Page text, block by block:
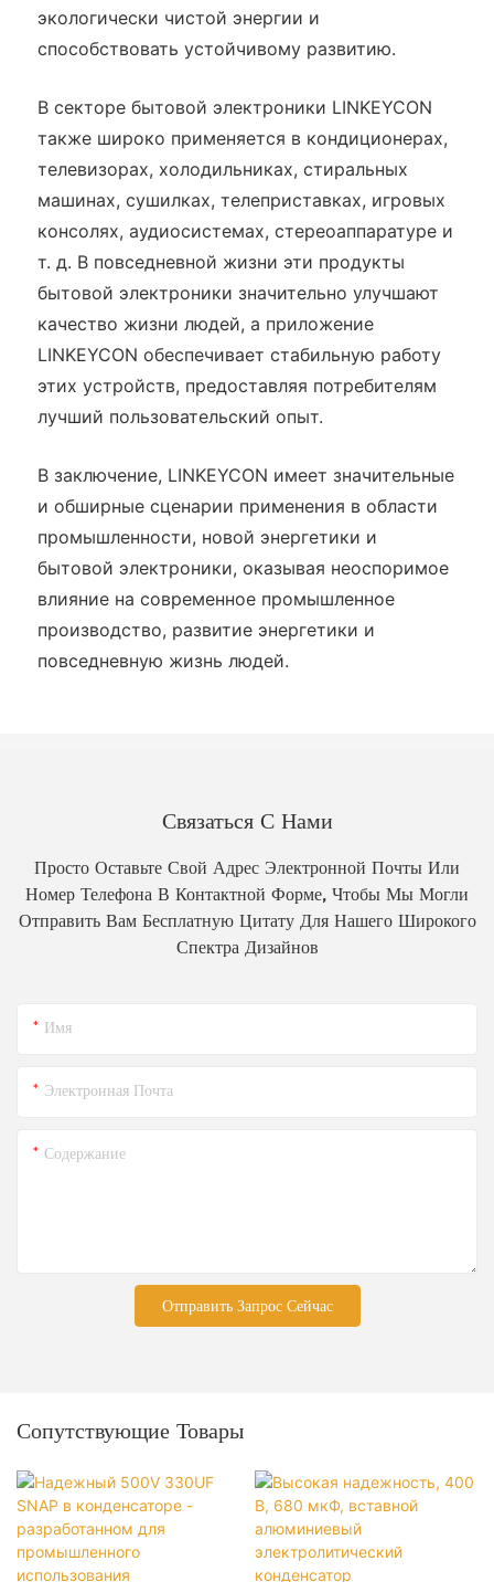
экологически чистой энергии и
способствовать устойчивому развитию.
В секторе бытовой электроники LINKEYCON
также широко применяется в кондиционерах,
телевизорах, холодильниках, стиральных
машинах, сушилках, телеприставках, игровых
консолях, аудиосистемах, стереоаппаратуре и
т. д. В повседневной жизни эти продукты
бытовой электроники значительно улучшают
качество жизни людей, а приложение
LINKEYCON обеспечивает стабильную работу
этих устройств, предоставляя потребителям
лучший пользовательский опыт.
В заключение, LINKEYCON имеет значительные
и обширные сценарии применения в области
промышленности, новой энергетики и
бытовой электроники, оказывая неоспоримое
влияние на современное промышленное
производство, развитие энергетики и
повседневную жизнь людей.
Связаться С Нами
Просто Оставьте Свой Адрес Электронной Почты Или
Номер Телефона В Контактной Форме, Чтобы Мы Могли
Отправить Вам Бесплатную Цитату Для Нашего Широкого
Спектра Дизайнов
Имя
Электронная Почта
Содержание
Отправить Запрос Сейчас
Сопутствующие Товары